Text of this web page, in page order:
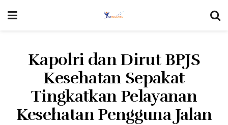
Kapolri dan Dirut BPJS
Kesehatan Sepakat
Tingkatkan Pelayanan
Kesehatan Pengguna Jalan